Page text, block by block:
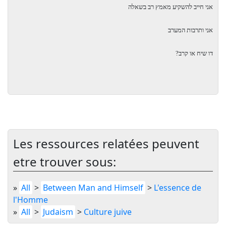
אני חייב להשקיע מאמץ רב בשאלה
אני ותרבות המערב
דו שיח או קרב?
Les ressources relatées peuvent
etre trouver sous:
» All > Between Man and Himself > L'essence de
l'Homme
» All > Judaism > Culture juive